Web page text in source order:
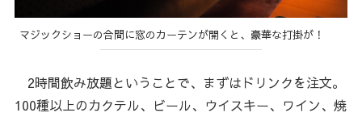
マジックショーの合間に窓のカーテンが開くと、豪華な打掛が！
2時間飲み放題ということで、まずはドリンクを注文。
100種以上のカクテル、ビール、ウイスキー、ワイン、焼